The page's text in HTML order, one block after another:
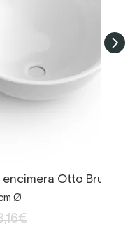
Otto Bruntec
Ø